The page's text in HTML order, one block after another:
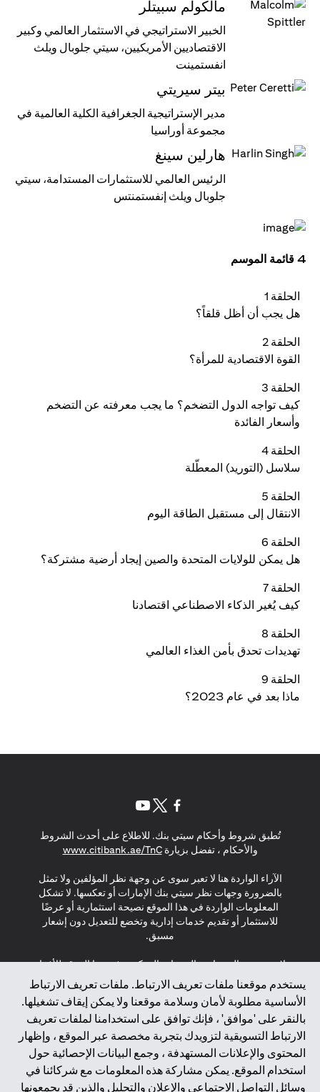
مالكولم سبيتلر
الخبير الاستراتيجي في الاستثمار العالمي وكبير
الاقتصاديين الأمريكيين، سيتي جلوبال ويلث
انفستمينت
بيتر سيريتي
مدير الإستراتيجية الجغرافية الكلية العالمية في
مجموعة أوراسيا
هارلين سينغ
الرئيس العالمي للاستثمارات المستدامة، سيتي
جلوبال ويلث إنفستمنتس
4 قائمة الموسم
الحلقة 1
هل يجب أن أظل قلقاً؟
الحلقة 2
القوة الاقتصادية للمرأة؟
الحلقة 3
كيف تواجه الدول التضخم؟ ما يجب معرفته عن التضخم
وأسعار الفائدة
الحلقة 4
سلاسل (التوريد) المعطّلة
الحلقة 5
الانتقال إلى مستقبل الطاقة اليوم
الحلقة 6
هل يمكن للولايات المتحدة والصين إيجاد أرضية مشتركة؟
الحلقة 7
كيف يُغير الذكاء الاصطناعي اقتصادنا
الحلقة 8
تهديدات تحدق بأمن الغذاء العالمي
الحلقة 9
ماذا بعد في عام 2023؟
يستخدم موقعنا ملفات تعريف الارتباط. ملفات تعريف الارتباط
الأساسية مطلوبة لأمان وسلامة موقعنا ولا يمكن إيقاف تشغيلها.
بالنقر على 'موافق' ، فإنك توافق على استخدامنا لملفات تعريف
الارتباط التسويقية لتزويدك بتجربة مخصصة عبر الموقع ، وإظهار
المحتوى والإعلانات المستهدفة ، وجمع البيانات الإحصائية حول
استخدام الموقع. يمكن مشاركة هذه المعلومات مع شركائنا في
وسائل التواصل الاجتماعي والإعلان والتحليل والذين قد يجمعونها
تُطبق شروط وأحكام سيتي بنك. للاطلاع على أحدث الشروط
والأحكام ، تفضل بزيارةwww.citibank.ae/TnC
(opens in a new tab)
الآراء الواردة هنا لا تعبر سوى عن وجهة نظر المؤلفين ولا تمثل
بالضرورة وجهات نظر سيتي بنك الإمارات أو تعكسها. لا تشكل
المعلومات الواردة في هذا الموقع نصيحة استثمارية أو عرضًا
للاستثمار أو تقديم خدمات إدارية وتخضع للتعديل دون إشعار
مسبق.
لا يتم تقديم المنتجات والخدمات المذكورة في هذا الموقع للأفراد
المقيمين في الاتحاد الأوروبي أو المنطقة الاقتصادية الأوروبية أو
سويسرا أو غيرنسي أو جيرسي أو موناكو أو سان مارينو أو
الفاتيكان أو جزيرة مان أو المملكة المتحدة أو خصوصية البيانات
(لائحة حماية البيانات العامة \ قانون حماية البيانات الشخصية
العامة \ قانون خصوصية نيوزيلندا). المحتوى الموجود في هذه
الصفحة ليس ولا ينبغي تفسيره على أنه عرض أو دعوة أو دعوة
لشراء أو بيع أي من المنتجات والخدمات المذكورة هنا لمثل هؤلاء
الأفراد.